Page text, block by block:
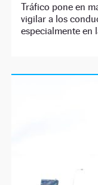
Tráfico pone en
vigilar a los
especialmente en